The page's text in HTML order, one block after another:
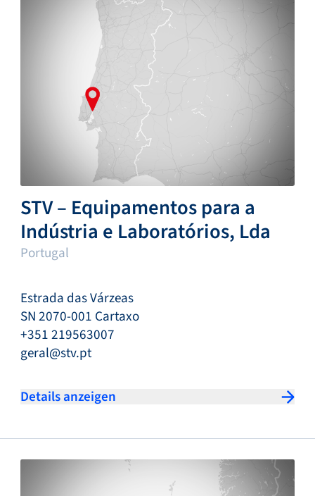
STV – Equipamentos para a
Indústria e Laboratórios, Lda
Portugal
Estrada das Várzeas
SN 2070-001 Cartaxo
+351 219563007
geral@stv.pt
Details anzeigen